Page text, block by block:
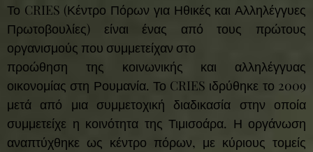
Το CRIES (Κέντρο Πόρων για Ηθικές και Αλληλέγγυες
Πρωτοβουλίες) είναι ένας από τους πρώτους
οργανισμούς που συμμετείχαν στο
προώθηση της κοινωνικής και αλληλέγγυας
οικονομίας στη Ρουμανία. Το CRIES ιδρύθηκε το 2009
μετά από μια συμμετοχική διαδικασία στην οποία
συμμετείχε η κοινότητα της Τιμισοάρα. Η οργάνωση
αναπτύχθηκε ως κέντρο πόρων, με κύριους τομείς